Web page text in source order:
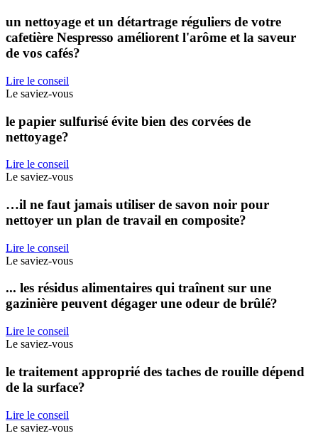
un nettoyage et un détartrage réguliers de votre
cafetière Nespresso améliorent l'arôme et la saveur
de vos cafés?
Lire le conseil
Le saviez-vous
le papier sulfurisé évite bien des corvées de
nettoyage?
Lire le conseil
Le saviez-vous
…il ne faut jamais utiliser de savon noir pour
nettoyer un plan de travail en composite?
Lire le conseil
Le saviez-vous
... les résidus alimentaires qui traînent sur une
gazinière peuvent dégager une odeur de brûlé?
Lire le conseil
Le saviez-vous
le traitement approprié des taches de rouille dépend
de la surface?
Lire le conseil
Le saviez-vous